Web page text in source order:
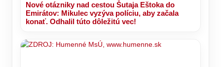
Nové otázniky nad cestou Šutaja Eštoka do
Emirátov: Mikulec vyzýva políciu, aby začala
konať. Odhalil túto dôležitú vec!